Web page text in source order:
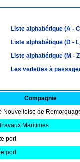
Liste alphabétique (A -
Liste alphabétique (D -
Liste alphabétique (M -
Les vedettes à
Compagnie
Nouvelloise de
Maritimes
port
port